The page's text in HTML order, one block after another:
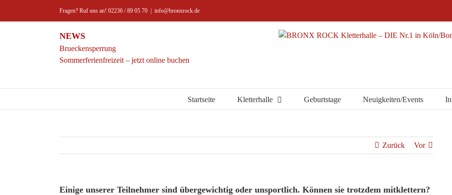
Fragen? Ruf uns an! 02236 / 89 05 70 info@bronxrock.de
NEWS
Brueckensperrung
Sommerferienfreizeit – jetzt online buchen
Startseite Kletterhalle Geburtstage Neuigkeiten/Events
Zurück Vor
Einige unserer Teilnehmer sind übergewichtig oder unsportlich. Können sie trotzdem mitklettern?